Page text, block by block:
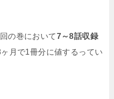
の巻において7～8話収録
月で1冊分に値するってい